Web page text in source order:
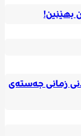
زمانی جەستەی